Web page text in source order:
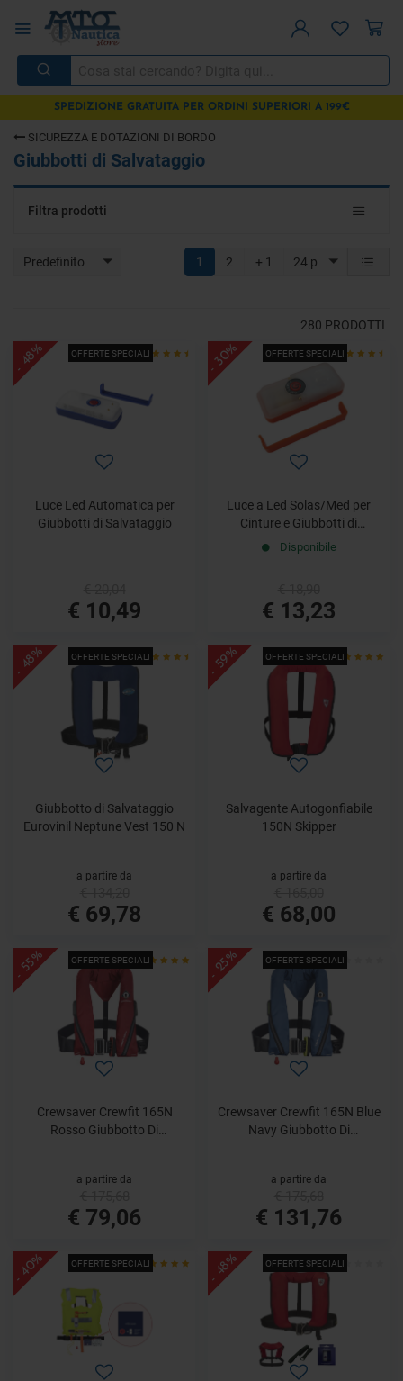
SPEDIZIONE GRATUITA PER ORDINI SUPERIORI A 199€
SICUREZZA E DOTAZIONI DI BORDO
Giubbotti di Salvataggio
Toggle
Filtra prodotti
Predefinito 24 p
1 2 + 1
280 PRODOTTI
OFFERTE SPECIALI
- 48%
Luce Led Automatica per
Giubbotti di Salvataggio
€ 10,49
OFFERTE SPECIALI
- 30%
Luce a Led Solas/Med per
Cinture e Giubbotti di
Salvataggio
Disponibile
€ 13,23
OFFERTE SPECIALI
- 48%
Giubbotto di Salvataggio
Eurovinil Neptune Vest 150 N
a partire da
€ 69,78
OFFERTE SPECIALI
- 59%
Salvagente Autogonfiabile
150N Skipper
a partire da
€ 68,00
OFFERTE SPECIALI
- 55%
Crewsaver Crewfit 165N
Rosso Giubbotto Di
a partire da
€ 79,06
OFFERTE SPECIALI
- 25%
Crewsaver Crewfit 165N Blue
Navy Giubbotto Di
a partire da
€ 131,76
OFFERTE SPECIALI
- 40% OFFERTE SPECIALI
- 48%